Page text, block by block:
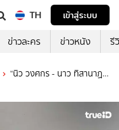
TH
เข้าสู่ระบบ
ข่าวละคร ข่าวหนัง รี
“นิว วงศกร - นาว ทิสานาฏ”